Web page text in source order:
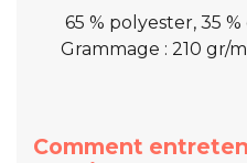
65 % polyester, 35
Grammage : 210 gr/
Comment